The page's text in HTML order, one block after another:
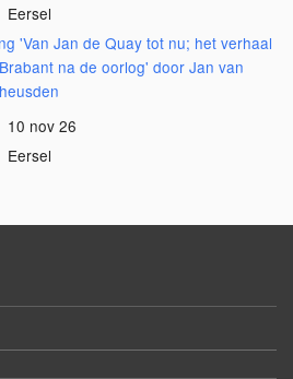
Eersel
'Van Jan de Quay tot nu; het verhaal
na de oorlog' door Jan van
10 nov 26
Eersel